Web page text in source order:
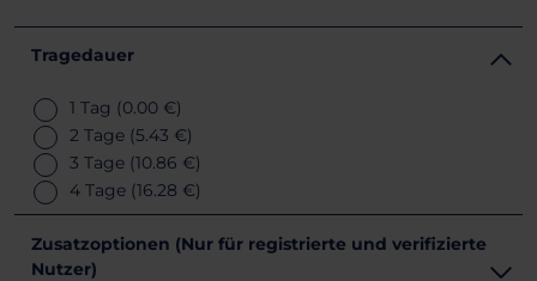
Tragedauer
1 Tag (0.00 €)
2 Tage (5.43 €)
3 Tage (10.86 €)
4 Tage (16.28 €)
Zusatzoptionen (Nur für registrierte und verifizierte
Nutzer)